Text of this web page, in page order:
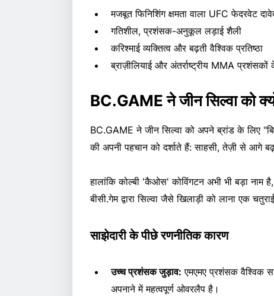
मजबूत फिनिशिंग क्षमता वाला UFC फेदरवेट
गतिशील, प्रशंसक-अनुकूल लड़ाई शैली
करिश्माई व्यक्तित्व और बढ़ती वैश्विक प्रतिष्ठा
ब्राज़ीलियाई और अंतर्राष्ट्रीय MMA
BC.GAME ने जीन सिल्वा को
BC.GAME ने जीन सिल्वा को अपने ब्रांड के लिए
की अपनी पहचान को दर्शाते हैं: साहसी, तेज़ी से आगे
हालांकि कोल्बी 'कैओस' कोविंगटन अभी भी बड़ा
बीसी.गेम द्वारा सिल्वा जैसे खिलाड़ी को लाना एक
साझेदारी के पीछे रणनीतिक कारण
उच्च प्रशंसक जुड़ाव: एमएमए प्रशंसक वैश्विक
अपनाने में महत्वपूर्ण ओवरलैप है।